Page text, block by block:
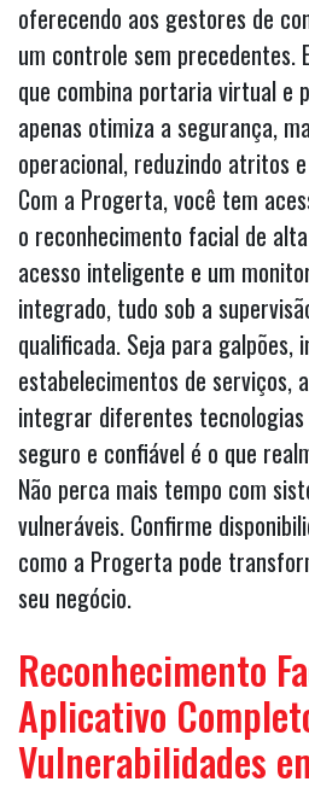
oferecendo aos gestores de
um controle sem precedentes.
que combina portaria virtual e
apenas otimiza a segurança,
operacional, reduzindo atritos
Com a Progerta, você tem
o reconhecimento facial de
acesso inteligente e um
integrado, tudo sob a
qualificada. Seja para galpões,
estabelecimentos de serviços,
integrar diferentes
seguro e confiável é o que
Não perca mais tempo com
vulneráveis. Confirme
como a Progerta pode
seu negócio.
Reconhecimento
Aplicativo
Vulnerabilidades